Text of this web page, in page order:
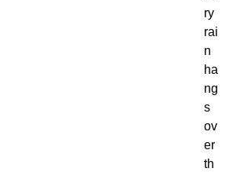
ry
rai
n
ha
ng
s
ov
er
th